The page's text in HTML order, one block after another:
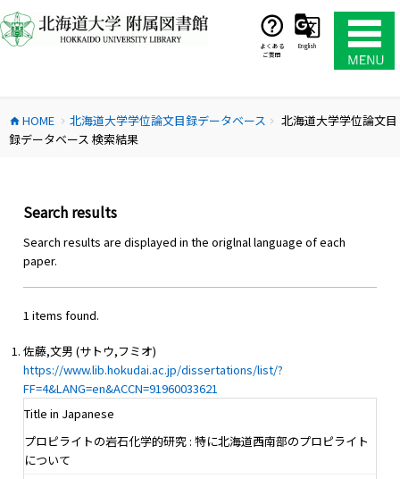
ン
テ
ス
キ
よくある
ご質問
English
home HOME chevron_right 北海道大学学位論文目録データベース chevron_right
北海道大学学位論文目
録データベース 検索結果
Search results
Search results are displayed in the origlnal language of each
paper.
1 items found.
佐藤,文男 (サトウ,フミオ)
https://www.lib.hokudai.ac.jp/dissertations/list/?
FF=4&LANG=en&ACCN=91960033621
Title in Japanese
プロピライトの岩石化学的研究 : 特に北海道西南部のプロピライト
について